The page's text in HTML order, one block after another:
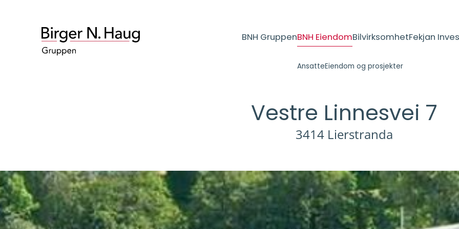
BNH GruppenBNH Eiendom
AnsatteEiendom og prosjekter
BilvirksomhetFekjan
Vestre Linnesvei 7
3414 Lierstranda